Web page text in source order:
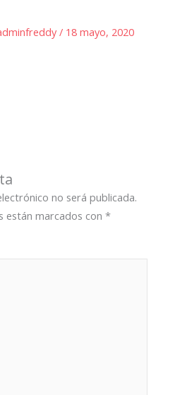
/ 18 mayo, 2020
no será publicada.
están marcados con*